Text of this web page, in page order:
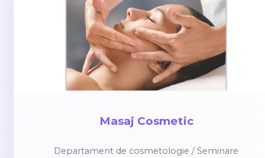
Masaj Cosmetic
Departament de cosmetologie / Seminare